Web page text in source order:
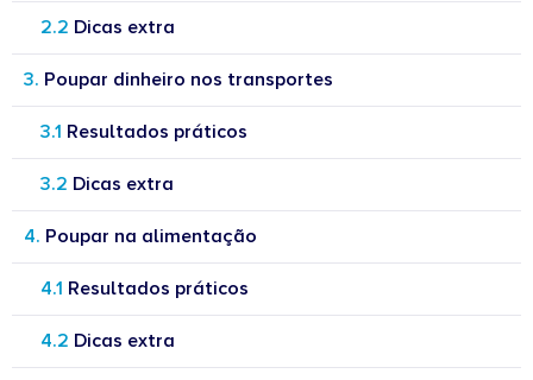
Dicas extra
Poupar dinheiro nos transportes
Resultados práticos
Dicas extra
Poupar na alimentação
Resultados práticos
Dicas extra